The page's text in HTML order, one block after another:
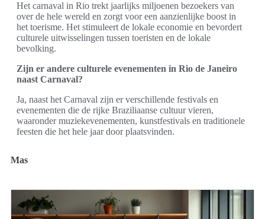
Het carnaval in Rio trekt jaarlijks miljoenen bezoekers van
over de hele wereld en zorgt voor een aanzienlijke boost in
het toerisme. Het stimuleert de lokale economie en bevordert
culturele uitwisselingen tussen toeristen en de lokale
bevolking.
Zijn er andere culturele evenementen in Rio de Janeiro
naast Carnaval?
Ja, naast het Carnaval zijn er verschillende festivals en
evenementen die de rijke Braziliaanse cultuur vieren,
waaronder muziekevenementen, kunstfestivals en traditionele
feesten die het hele jaar door plaatsvinden.
Mas